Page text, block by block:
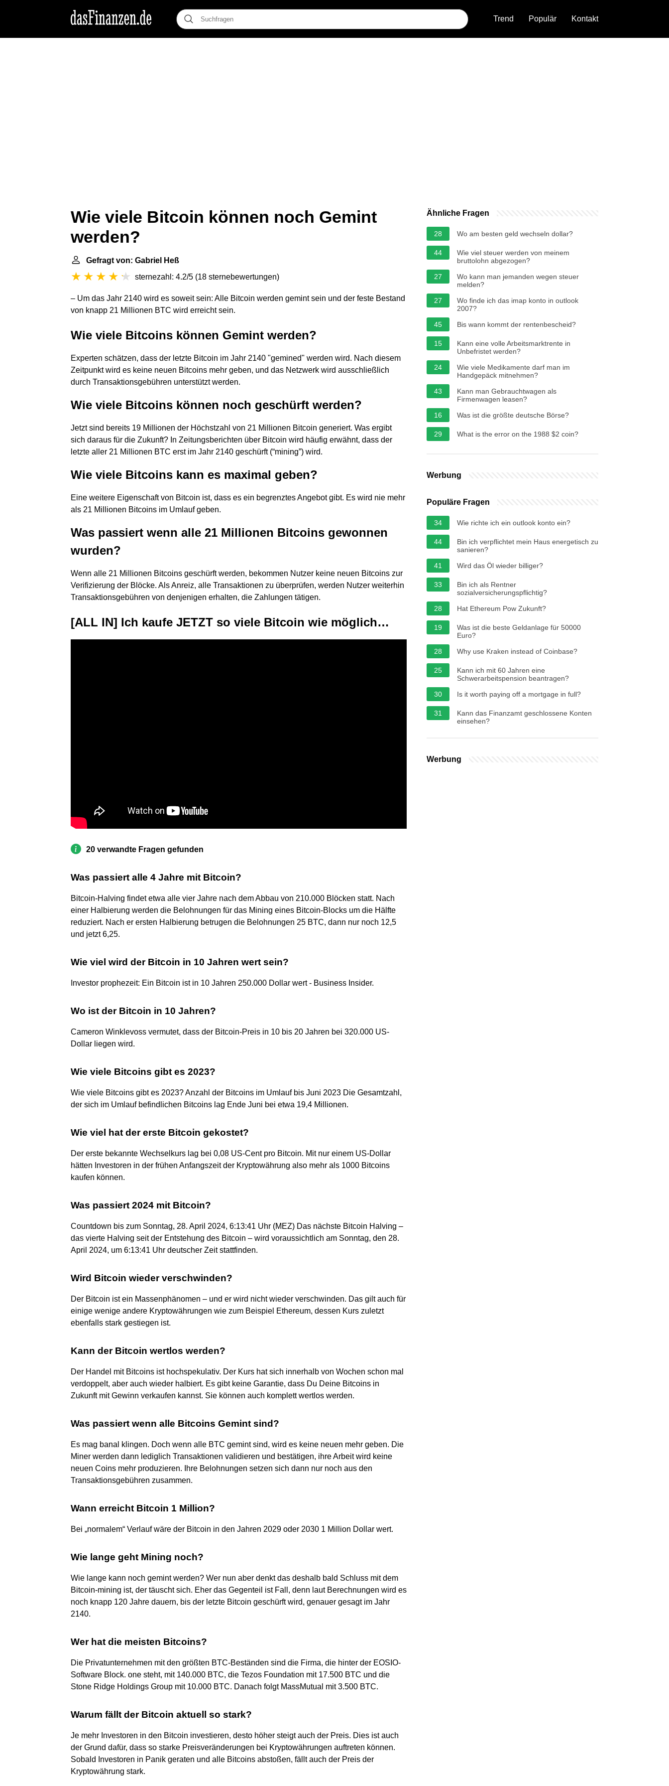
Trend Populär Kontakt
Wie viele Bitcoin können noch Gemint
werden?
Gefragt von: Gabriel Heß
sternezahl: 4.2/5 (18 sternebewertungen)
– Um das Jahr 2140 wird es soweit sein: Alle Bitcoin werden gemint sein und der feste Bestand
von knapp 21 Millionen BTC wird erreicht sein.
Wie viele Bitcoins können Gemint werden?
Experten schätzen, dass der letzte Bitcoin im Jahr 2140 "gemined" werden wird. Nach diesem
Zeitpunkt wird es keine neuen Bitcoins mehr geben, und das Netzwerk wird ausschließlich
durch Transaktionsgebühren unterstützt werden.
Wie viele Bitcoins können noch geschürft werden?
Jetzt sind bereits 19 Millionen der Höchstzahl von 21 Millionen Bitcoin generiert. Was ergibt
sich daraus für die Zukunft? In Zeitungsberichten über Bitcoin wird häufig erwähnt, dass der
letzte aller 21 Millionen BTC erst im Jahr 2140 geschürft (“mining”) wird.
Wie viele Bitcoins kann es maximal geben?
Eine weitere Eigenschaft von Bitcoin ist, dass es ein begrenztes Angebot gibt. Es wird nie mehr
als 21 Millionen Bitcoins im Umlauf geben.
Was passiert wenn alle 21 Millionen Bitcoins gewonnen
wurden?
Wenn alle 21 Millionen Bitcoins geschürft werden, bekommen Nutzer keine neuen Bitcoins zur
Verifizierung der Blöcke. Als Anreiz, alle Transaktionen zu überprüfen, werden Nutzer weiterhin
Transaktionsgebühren von denjenigen erhalten, die Zahlungen tätigen.
[ALL IN] Ich kaufe JETZT so viele Bitcoin wie möglich…
20 verwandte Fragen gefunden
Was passiert alle 4 Jahre mit Bitcoin?
Bitcoin-Halving findet etwa alle vier Jahre nach dem Abbau von 210.000 Blöcken statt. Nach
einer Halbierung werden die Belohnungen für das Mining eines Bitcoin-Blocks um die Hälfte
reduziert. Nach er ersten Halbierung betrugen die Belohnungen 25 BTC, dann nur noch 12,5
und jetzt 6,25.
Wie viel wird der Bitcoin in 10 Jahren wert sein?
Investor prophezeit: Ein Bitcoin ist in 10 Jahren 250.000 Dollar wert - Business Insider.
Wo ist der Bitcoin in 10 Jahren?
Cameron Winklevoss vermutet, dass der Bitcoin-Preis in 10 bis 20 Jahren bei 320.000 US-
Dollar liegen wird.
Wie viele Bitcoins gibt es 2023?
Wie viele Bitcoins gibt es 2023? Anzahl der Bitcoins im Umlauf bis Juni 2023 Die Gesamtzahl,
der sich im Umlauf befindlichen Bitcoins lag Ende Juni bei etwa 19,4 Millionen.
Wie viel hat der erste Bitcoin gekostet?
Der erste bekannte Wechselkurs lag bei 0,08 US-Cent pro Bitcoin. Mit nur einem US-Dollar
hätten Investoren in der frühen Anfangszeit der Kryptowährung also mehr als 1000 Bitcoins
kaufen können.
Was passiert 2024 mit Bitcoin?
Countdown bis zum Sonntag, 28. April 2024, 6:13:41 Uhr (MEZ) Das nächste Bitcoin Halving –
das vierte Halving seit der Entstehung des Bitcoin – wird voraussichtlich am Sonntag, den 28.
April 2024, um 6:13:41 Uhr deutscher Zeit stattfinden.
Wird Bitcoin wieder verschwinden?
Der Bitcoin ist ein Massenphänomen – und er wird nicht wieder verschwinden. Das gilt auch für
einige wenige andere Kryptowährungen wie zum Beispiel Ethereum, dessen Kurs zuletzt
ebenfalls stark gestiegen ist.
Kann der Bitcoin wertlos werden?
Der Handel mit Bitcoins ist hochspekulativ. Der Kurs hat sich innerhalb von Wochen schon mal
verdoppelt, aber auch wieder halbiert. Es gibt keine Garantie, dass Du Deine Bitcoins in
Zukunft mit Gewinn verkaufen kannst. Sie können auch komplett wertlos werden.
Was passiert wenn alle Bitcoins Gemint sind?
Es mag banal klingen. Doch wenn alle BTC gemint sind, wird es keine neuen mehr geben. Die
Miner werden dann lediglich Transaktionen validieren und bestätigen, ihre Arbeit wird keine
neuen Coins mehr produzieren. Ihre Belohnungen setzen sich dann nur noch aus den
Transaktionsgebühren zusammen.
Wann erreicht Bitcoin 1 Million?
Bei „normalem“ Verlauf wäre der Bitcoin in den Jahren 2029 oder 2030 1 Million Dollar wert.
Wie lange geht Mining noch?
Wie lange kann noch gemint werden? Wer nun aber denkt das deshalb bald Schluss mit dem
Bitcoin-mining ist, der täuscht sich. Eher das Gegenteil ist Fall, denn laut Berechnungen wird es
noch knapp 120 Jahre dauern, bis der letzte Bitcoin geschürft wird, genauer gesagt im Jahr
2140.
Wer hat die meisten Bitcoins?
Die Privatunternehmen mit den größten BTC-Beständen sind die Firma, die hinter der EOSIO-
Software Block. one steht, mit 140.000 BTC, die Tezos Foundation mit 17.500 BTC und die
Stone Ridge Holdings Group mit 10.000 BTC. Danach folgt MassMutual mit 3.500 BTC.
Warum fällt der Bitcoin aktuell so stark?
Je mehr Investoren in den Bitcoin investieren, desto höher steigt auch der Preis. Dies ist auch
der Grund dafür, dass so starke Preisveränderungen bei Kryptowährungen auftreten können.
Sobald Investoren in Panik geraten und alle Bitcoins abstoßen, fällt auch der Preis der
Kryptowährung stark.
Ähnliche Fragen
28 Wo am besten geld wechseln dollar?
44
Wie viel steuer werden von meinem
bruttolohn abgezogen?
27
Wo kann man jemanden wegen steuer
melden?
27
Wo finde ich das imap konto in outlook
2007?
45
Bis wann kommt der rentenbescheid?
15
Kann eine volle Arbeitsmarktrente in
Unbefristet werden?
24
Wie viele Medikamente darf man im
Handgepäck mitnehmen?
43
Kann man Gebrauchtwagen als
Firmenwagen leasen?
16
Was ist die größte deutsche Börse?
29 What is the error on the 1988 $2 coin?
Werbung
Populäre Fragen
34 Wie richte ich ein outlook konto ein?
44
Bin ich verpflichtet mein Haus energetisch zu
sanieren?
41
Wird das Öl wieder billiger?
33
Bin ich als Rentner
sozialversicherungspflichtig?
28
Hat Ethereum Pow Zukunft?
19
Was ist die beste Geldanlage für 50000
Euro?
28
Why use Kraken instead of Coinbase?
25
Kann ich mit 60 Jahren eine
Schwerarbeitspension beantragen?
30
Is it worth paying off a mortgage in full?
31
Kann das Finanzamt geschlossene Konten
einsehen?
Werbung